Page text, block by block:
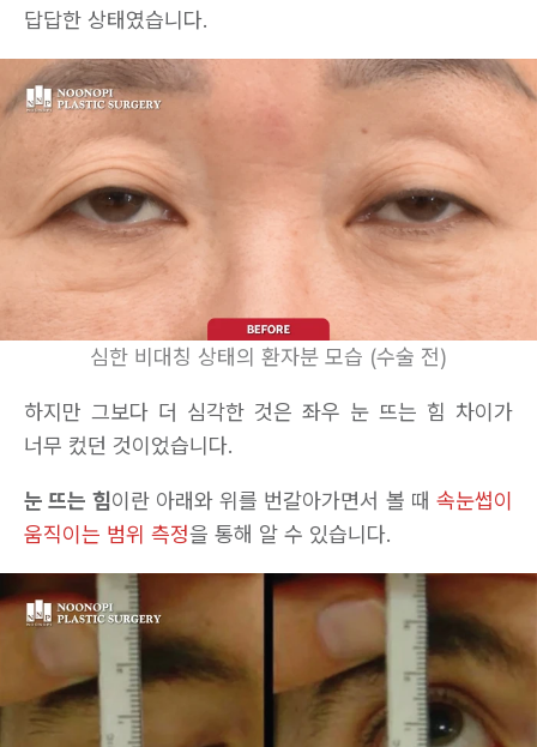
답답한 상태였습니다.
심한 비대칭 상태의 환자분 모습 (수술 전)
하지만 그보다 더 심각한 것은 좌우 눈 뜨는 힘 차이가
너무 컸던 것이었습니다.
눈 뜨는 힘이란 아래와 위를 번갈아가면서 볼 때 속눈썹이
움직이는 범위 측정을 통해 알 수 있습니다.